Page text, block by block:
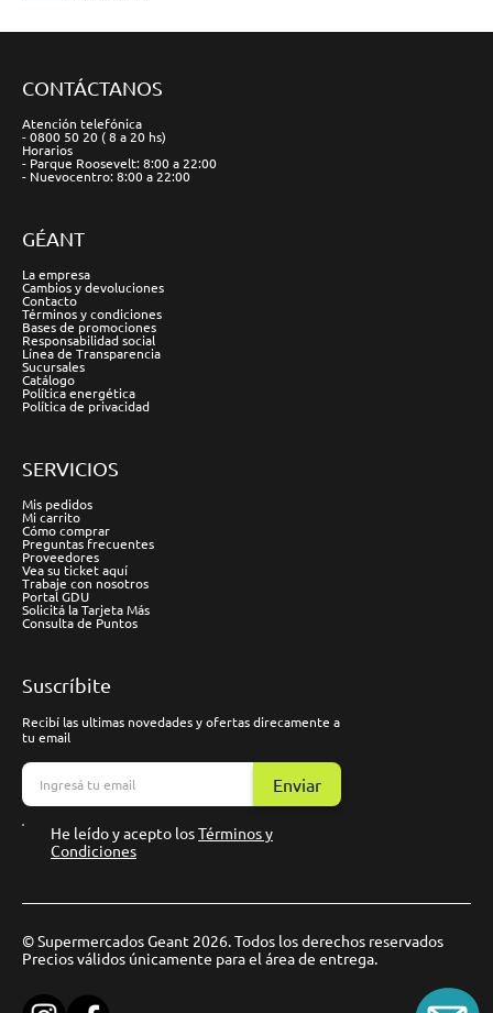
CONTÁCTANOS
Atención telefónica
- 0800 50 20 ( 8 a 20 hs)
Horarios
- Parque Roosevelt: 8:00 a 22:00
- Nuevocentro: 8:00 a 22:00
GÉANT
La empresa
Cambios y devoluciones
Contacto
Términos y condiciones
Bases de promociones
Responsabilidad social
Línea de Transparencia
Sucursales
Catálogo
Política energética
Política de privacidad
SERVICIOS
Mis pedidos
Mi carrito
Cómo comprar
Preguntas frecuentes
Proveedores
Vea su ticket aquí
Trabaje con nosotros
Portal GDU
Solicitá la Tarjeta Más
Consulta de Puntos
Suscríbite
Recibí las ultimas novedades y ofertas direcamente a
tu email
Enviar
He leído y acepto losTérminos y
Condiciones
© Supermercados Geant 2026. Todos los derechos reservados
Precios válidos únicamente para el área de entrega.